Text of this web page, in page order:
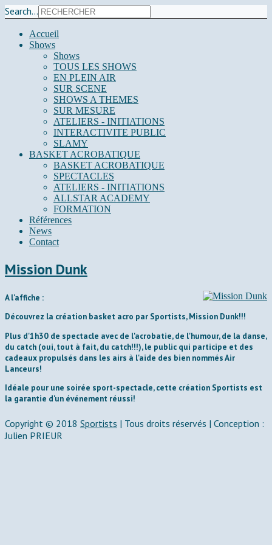
Search...
Accueil
Shows
Shows
TOUS LES SHOWS
EN PLEIN AIR
SUR SCENE
SHOWS A THEMES
SUR MESURE
ATELIERS - INITIATIONS
INTERACTIVITE PUBLIC
SLAMY
BASKET ACROBATIQUE
BASKET ACROBATIQUE
SPECTACLES
ATELIERS - INITIATIONS
ALLSTAR ACADEMY
FORMATION
Références
News
Contact
Mission Dunk
A l'affiche :
Découvrez la création basket acro par Sportists,Mission Dunk!!!
Plus d'1h30 de spectacle avec de l'acrobatie, de l'humour, de la danse,
du catch (oui, tout à fait, du catch!!!), le public qui participe et des
cadeaux propulsés dans les airs à l'aide des bien nommés Air
Lanceurs!
Idéale pour une soirée sport-spectacle, cette création Sportists est
la garantie d'un événement réussi!
Copyright © 2018 Sportists | Tous droits réservés | Conception :
Julien PRIEUR